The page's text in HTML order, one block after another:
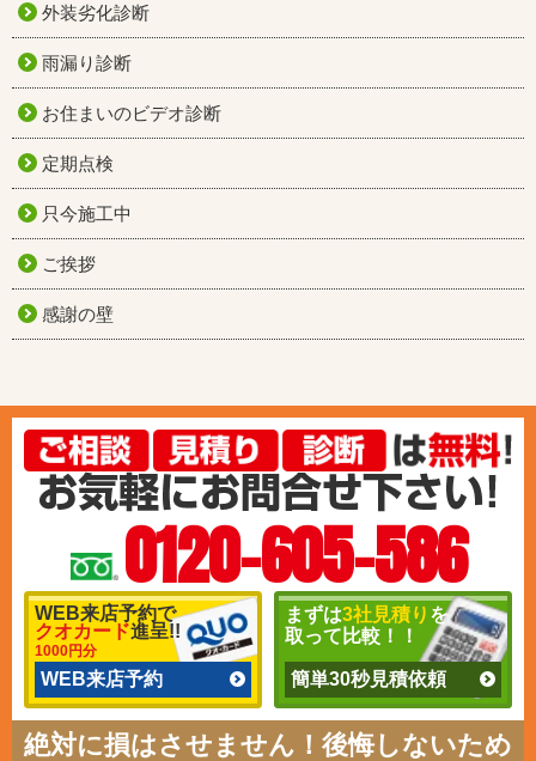
外装劣化診断
雨漏り診断
お住まいのビデオ診断
定期点検
只今施工中
ご挨拶
感謝の壁
0120-605-586
WEB来店予約で
クオカード進呈!!
1000円分
WEB来店予約
まずは3社見積り を
取って比較！！
簡単30秒見積依頼
絶対に損はさせません！後悔しないため